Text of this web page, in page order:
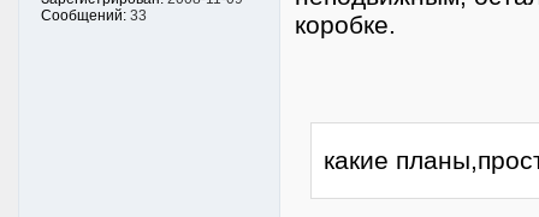
Сообщений: 33
коробке.
какие